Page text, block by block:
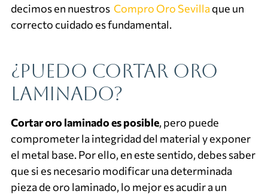
decimos en nuestros Compro Oro Sevillaque un
correcto cuidado es fundamental.
¿Puedo cortar oro
laminado?
Cortar oro laminado es posible, pero puede
comprometer la integridad del material y exponer
el metal base. Por ello, en este sentido, debes saber
que si es necesario modificar una determinada
pieza de oro laminado, lo mejor es acudir a un